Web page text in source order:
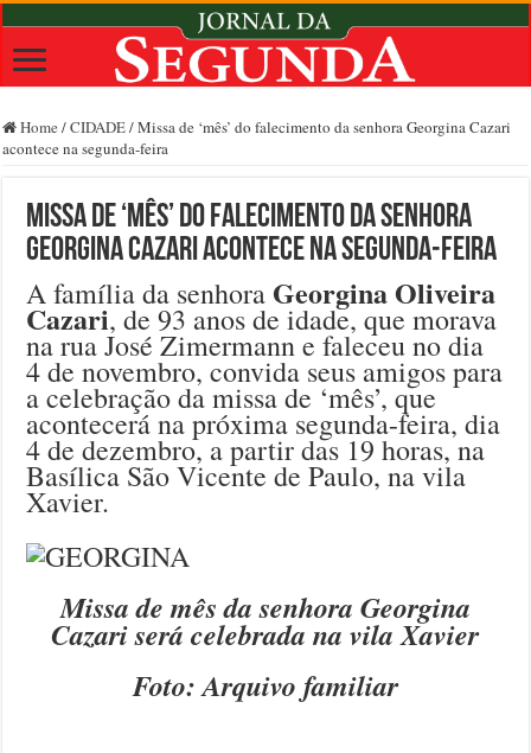
Home /CIDADE/Missa de ‘mês’ do falecimento da senhora Georgina Cazari
acontece na segunda-feira
Missa de ‘mês’ do falecimento da senhora
Georgina Cazari acontece na segunda-feira
A família da senhora Georgina Oliveira
Cazari, de 93 anos de idade, que morava
na rua José Zimermann e faleceu no dia
4 de novembro, convida seus amigos para
a celebração da missa de ‘mês’, que
acontecerá na próxima segunda-feira, dia
4 de dezembro, a partir das 19 horas, na
Basílica São Vicente de Paulo, na vila
Xavier.
Missa de mês da senhora Georgina
Cazari será celebrada na vila Xavier
Foto: Arquivo familiar